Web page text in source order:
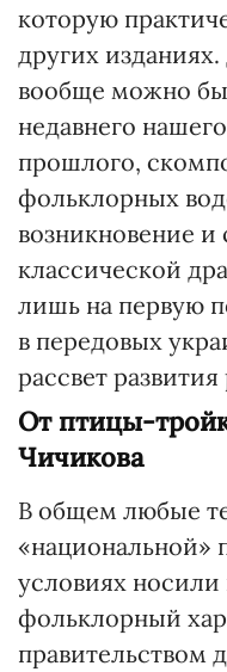
которую
других
вообще можно
недавнего
прошлого,
фольклорных
возникновение и
классической
лишь на первую
в передовых
рассвет
От птицы-
Чичикова
В общем любые
«национальной»
условиях
фольклорный
правительством